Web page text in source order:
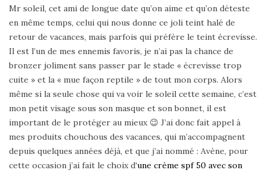
Mr soleil, cet ami de longue date qu’on aime et qu’on déteste
en même temps, celui qui nous donne ce joli teint halé de
retour de vacances, mais parfois qui préfère le teint écrevisse.
Il est l’un de mes ennemis favoris, je n’ai pas la chance de
bronzer joliment sans passer par le stade « écrevisse trop
cuite » et la « mue façon reptile » de tout mon corps. Alors
même si la seule chose qui va voir le soleil cette semaine, c’est
mon petit visage sous son masque et son bonnet, il est
important de le protéger au mieux 😉 J’ai donc fait appel à
mes produits chouchous des vacances, qui m’accompagnent
depuis quelques années déjà, et que j’ai nommé : Avène, pour
cette occasion j’ai fait le choix d‘une crème spf 50 avec son